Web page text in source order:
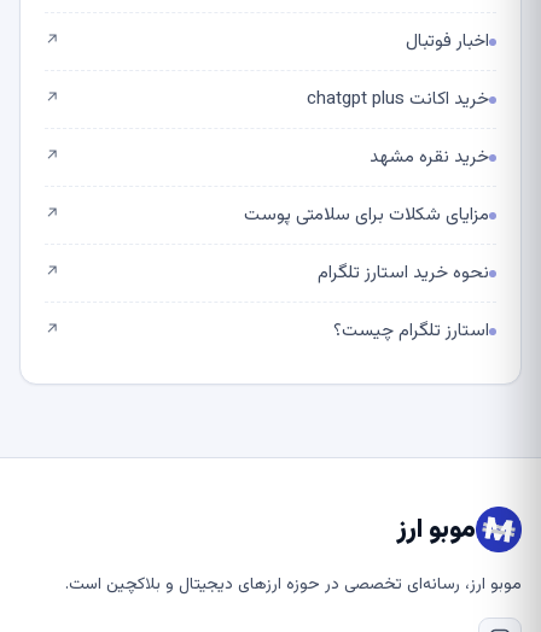
اخبار فوتبال ↗
خرید اکانت chatgpt plus ↗
خرید نقره مشهد ↗
مزایای شکلات برای سلامتی پوست ↗
نحوه خرید استارز تلگرام ↗
استارز تلگرام چیست؟ ↗
موبو ارز
موبو ارز، رسانه‌ای تخصصی در حوزه ارزهای دیجیتال و بلاکچین است.